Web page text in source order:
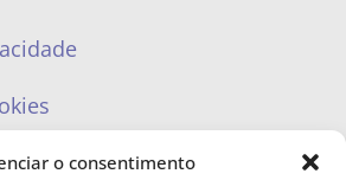
o consentimento